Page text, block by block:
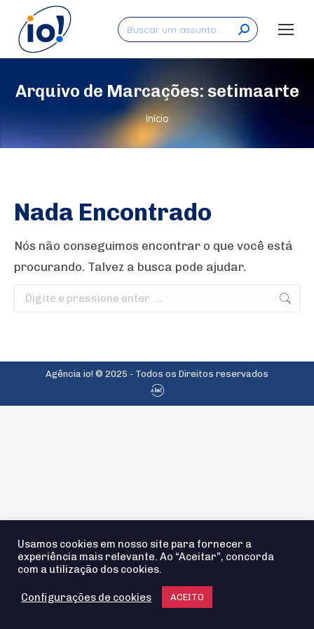
Search:
Arquivo de Marcações: setimaarte
Você está aqui:
Início
Nada Encontrado
Nós não conseguimos encontrar o que você está
procurando. Talvez a busca pode ajudar.
Search:
Agência io! © 2025 - Todos os Direitos reservados
Usamos cookies em nosso site para fornecer a
experiência mais relevante. Ao “Aceitar”, concorda
com a utilização dos cookies.
Configurações de cookies ACEITO